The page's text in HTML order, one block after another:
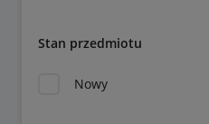
Stan przedmiotu
Nowy